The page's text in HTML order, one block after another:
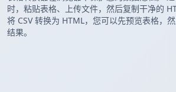
时，粘贴表格、上传文件，然后复制干净的
将 CSV 转换为 HTML，您可以先预览表格，
结果。